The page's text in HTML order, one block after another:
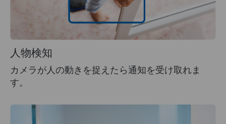
人物検知
カメラが人の動きを捉えたら通知を受け取れま
す。